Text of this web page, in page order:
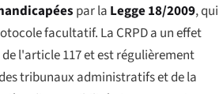
par la Legge 18/2009, qui
facultatif. La CRPD a un effet
l'article 117 et est régulièrement
tribunaux administratifs et de la